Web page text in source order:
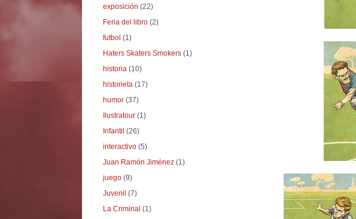
exposición (22)
Feria del libro (2)
futbol (1)
Haters Skaters Smokers (1)
historia (10)
historieta (17)
humor (37)
Ilustratour (1)
Infantil (26)
interactivo (5)
Juan Ramón Jiménez (1)
juego (9)
Juvenil (7)
La Criminal (1)